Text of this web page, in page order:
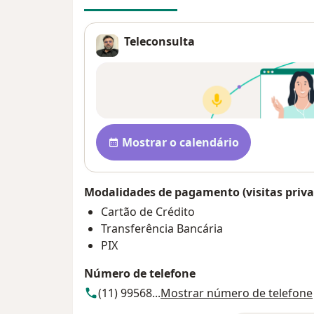
Teleconsulta
Disponibilidade
Mostrar o calendário
Modalidades de pagamento (visitas
Cartão de Crédito
Transferência Bancária
PIX
Número de telefone
(11) 99568...Mostrar número de telefone